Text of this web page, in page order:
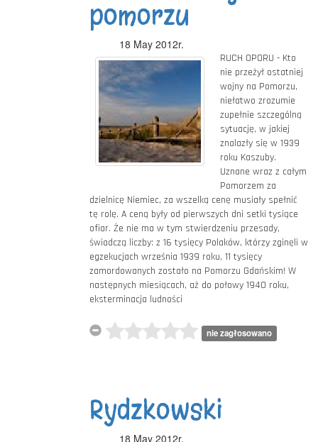
pomorzu
18 May 2012r.
RUCH OPORU - Kto
nie przeżył ostatniej
wojny na Pomorzu,
niełatwo zrozumie
zupełnie szczególną
sytuację, w jakiej
znalazły się w 1939
roku Kaszuby.
Uznane wraz z całym
Pomorzem za
dzielnicę Niemiec, za wszelką cenę musiały spełnić
tę rolę. A ceną były od pierwszych dni setki tysiące
ofiar. Że nie ma w tym stwierdzeniu przesady,
świadczą liczby: z 16 tysięcy Polaków, którzy zginęli w
egzekucjach września 1939 roku, 11 tysięcy
zamordowanych zostało na Pomorzu Gdańskim! W
następnych miesiącach, aż do połowy 1940 roku,
eksterminacja ludności
nie zagłosowano
Rydzkowski
18 May 2012r.